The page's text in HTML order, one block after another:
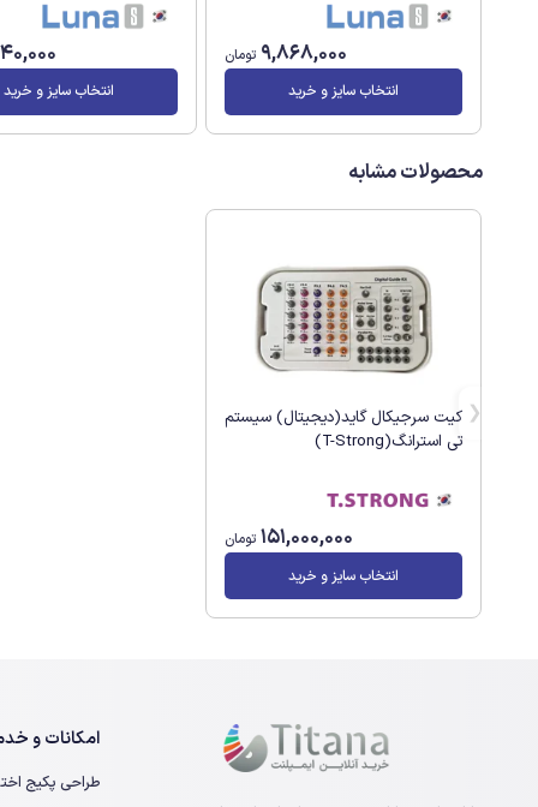
9,868,000 تومان
انتخاب سایز و خرید انتخاب سایز و خرید
محصولات مشابه
کیت سرجیکال گاید(دیجیتال) سیستم
تی استرانگ(T-Strong)
151,000,000 تومان
انتخاب سایز و خرید
امکانات و
طراحی پکیج